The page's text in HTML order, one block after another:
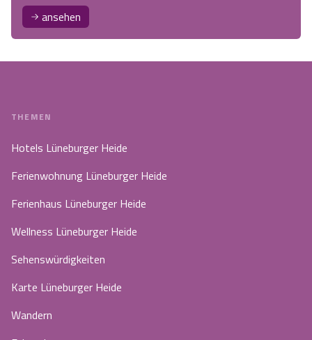
ansehen
THEMEN
Hotels Lüneburger Heide
Ferienwohnung Lüneburger Heide
Ferienhaus Lüneburger Heide
Wellness Lüneburger Heide
Sehenswürdigkeiten
Karte Lüneburger Heide
Wandern